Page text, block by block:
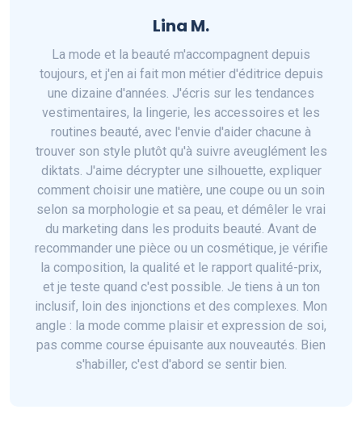
Lina M.
La mode et la beauté m'accompagnent depuis
toujours, et j'en ai fait mon métier d'éditrice depuis
une dizaine d'années. J'écris sur les tendances
vestimentaires, la lingerie, les accessoires et les
routines beauté, avec l'envie d'aider chacune à
trouver son style plutôt qu'à suivre aveuglément les
diktats. J'aime décrypter une silhouette, expliquer
comment choisir une matière, une coupe ou un soin
selon sa morphologie et sa peau, et démêler le vrai
du marketing dans les produits beauté. Avant de
recommander une pièce ou un cosmétique, je vérifie
la composition, la qualité et le rapport qualité-prix,
et je teste quand c'est possible. Je tiens à un ton
inclusif, loin des injonctions et des complexes. Mon
angle : la mode comme plaisir et expression de soi,
pas comme course épuisante aux nouveautés. Bien
s'habiller, c'est d'abord se sentir bien.